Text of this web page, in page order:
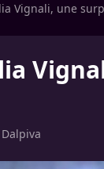
Vignali, une